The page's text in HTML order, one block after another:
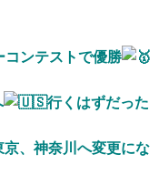
コンテストで優勝
行くはずだった
、神奈川へ変更にな